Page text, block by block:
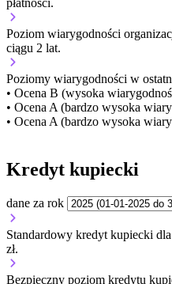
płatności.
Poziom wiarygodności
ciągu 2 lat.
Poziomy wiarygodności w
• Ocena B (wysoka
• Ocena A (bardzo wysoka
• Ocena A (bardzo wysoka
Kredyt kupiecki
dane za rok
Standardowy kredyt kupiecki
zł.
Bezpieczny poziom kredytu